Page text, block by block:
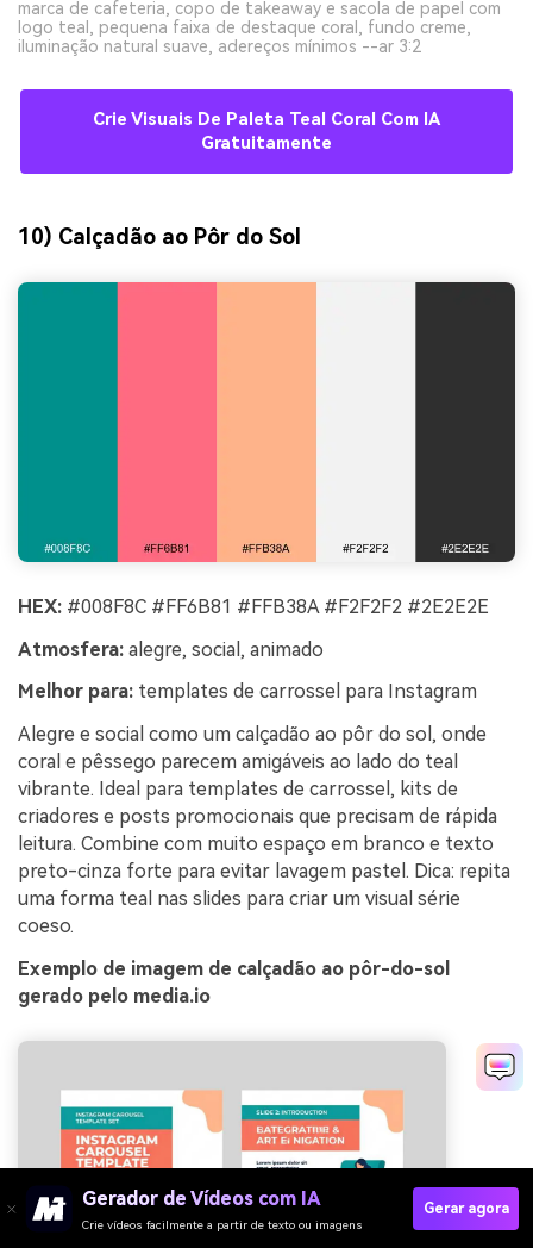
marca de cafeteria, copo de takeaway e sacola de papel com
logo teal, pequena faixa de destaque coral, fundo creme,
iluminação natural suave, adereços mínimos --ar 3:2
Crie Visuais De Paleta Teal Coral Com IA
Gratuitamente
10) Calçadão ao Pôr do Sol
HEX: #008F8C #FF6B81 #FFB38A #F2F2F2 #2E2E2E
Atmosfera: alegre, social, animado
Melhor para: templates de carrossel para Instagram
Alegre e social como um calçadão ao pôr do sol, onde
coral e pêssego parecem amigáveis ao lado do teal
vibrante. Ideal para templates de carrossel, kits de
criadores e posts promocionais que precisam de rápida
leitura. Combine com muito espaço em branco e texto
preto-cinza forte para evitar lavagem pastel. Dica: repita
uma forma teal nas slides para criar um visual série
coeso.
Exemplo de imagem de calçadão ao pôr-do-sol
gerado pelo media.io
Gerador de Vídeos com IA
Crie vídeos facilmente a partir de texto ou imagens
Gerar agora